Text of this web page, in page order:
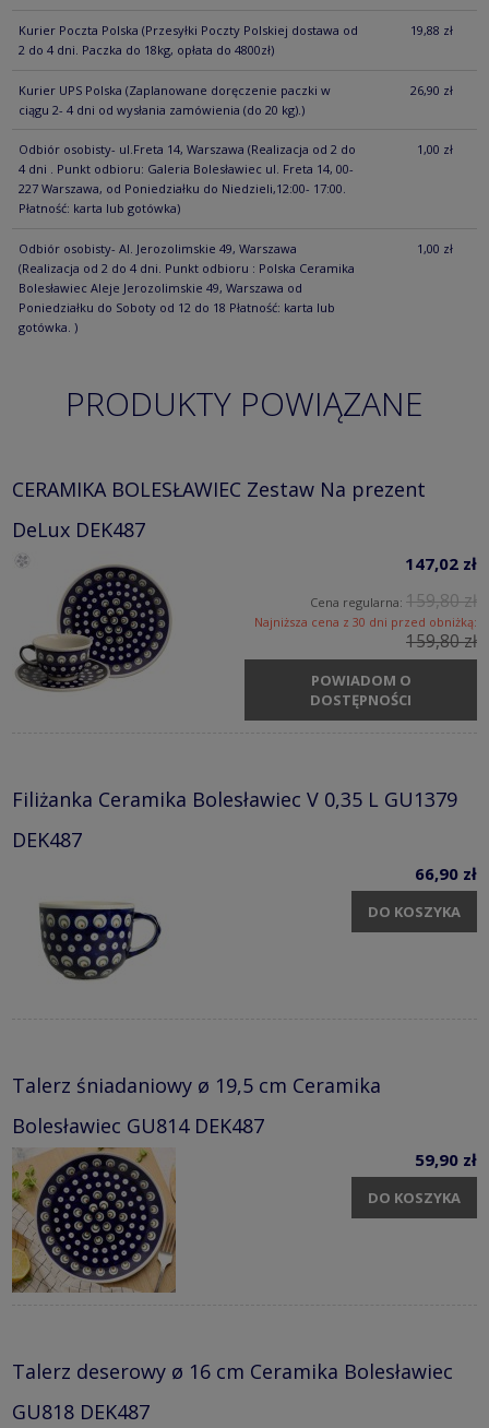
Kurier Poczta Polska (Przesyłki Poczty Polskiej dostawa od
2 do 4 dni. Paczka do 18kg, opłata do 4800zł)
19,88 zł
Kurier UPS Polska (Zaplanowane doręczenie paczki w
ciągu 2- 4 dni od wysłania zamówienia (do 20 kg).)
26,90 zł
Odbiór osobisty- ul.Freta 14, Warszawa (Realizacja od 2 do
4 dni . Punkt odbioru: Galeria Bolesławiec ul. Freta 14, 00-
227 Warszawa, od Poniedziałku do Niedzieli,12:00- 17:00.
Płatność: karta lub gotówka)
1,00 zł
Odbiór osobisty- Al. Jerozolimskie 49, Warszawa
(Realizacja od 2 do 4 dni. Punkt odbioru : Polska Ceramika
Bolesławiec Aleje Jerozolimskie 49, Warszawa od
Poniedziałku do Soboty od 12 do 18 Płatność: karta lub
gotówka. )
1,00 zł
PRODUKTY POWIĄZANE
CERAMIKA BOLESŁAWIEC Zestaw Na prezent
DeLux DEK487
147,02 zł
Cena regularna: 159,80 zł
Najniższa cena z 30 dni przed obniżką:
159,80 zł
POWIADOM O
DOSTĘPNOŚCI
Filiżanka Ceramika Bolesławiec V 0,35 L GU1379
DEK487
66,90 zł
DO KOSZYKA
Talerz śniadaniowy ø 19,5 cm Ceramika
Bolesławiec GU814 DEK487
59,90 zł
DO KOSZYKA
Talerz deserowy ø 16 cm Ceramika Bolesławiec
GU818 DEK487